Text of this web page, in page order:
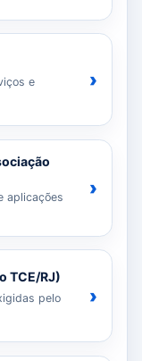
e
›
aplicações
›
TCE/RJ)
pelo
›